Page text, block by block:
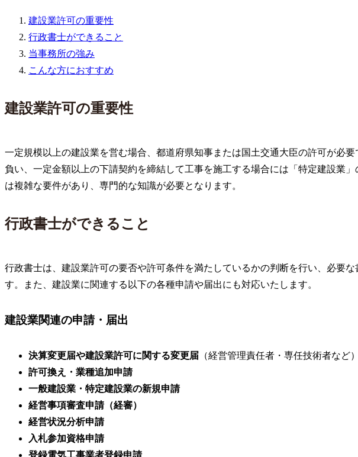
建設業許可の重要性
行政書士ができること
当事務所の強み
こんな方におすすめ
建設業許可の重要性
一定規模以上の建設業を営む場合、都道府県知事または国土交通大臣の許可が必
負い、一定金額以上の下請契約を締結して工事を施工する場合には「特定建設業
は複雑な要件があり、専門的な知識が必要となります。
行政書士ができること
行政書士は、建設業許可の要否や許可条件を満たしているかの判断を行い、必要
す。また、建設業に関連する以下の各種申請や届出にも対応いたします。
建設業関連の申請・届出
決算変更届や建設業許可に関する変更届 （経営管理責任者・専任技術者など）
許可換え・業種追加申請
一般建設業・特定建設業の新規申請
経営事項審査申請（経審）
経営状況分析申請
入札参加資格申請
登録電気工事業者登録申請